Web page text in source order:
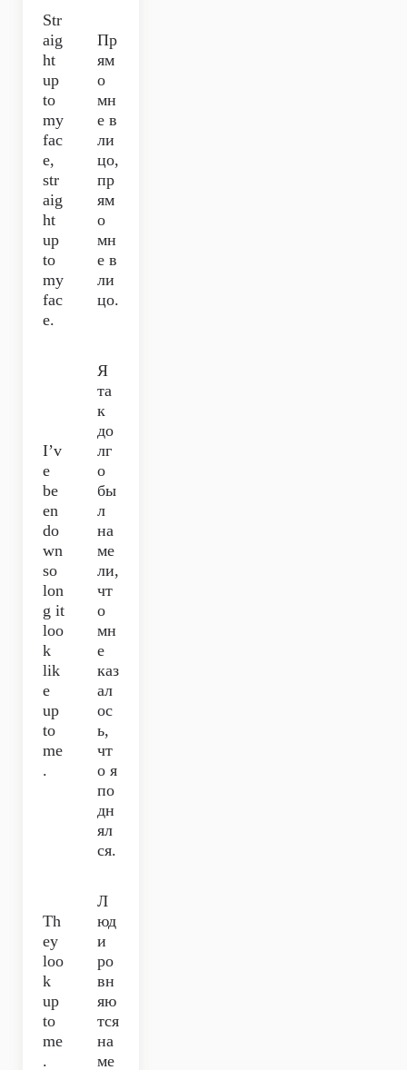
Str
aig
ht
up
to
my
fac
e,
str
aig
ht
up
to
my
fac
e.
Пр
ям
о
мн
е в
ли
цо,
пр
ям
о
мн
е в
ли
цо.
I’v
e
be
en
do
wn
so
lon
g it
loo
k
lik
e
up
to
me
.
Я
та
к
до
лг
о
бы
л
на
ме
ли,
чт
о
мн
е
каз
ал
ос
ь,
чт
о я
по
дн
ял
ся.
Th
ey
loo
k
up
to
me
.
Л
юд
и
ро
вн
яю
тся
на
ме